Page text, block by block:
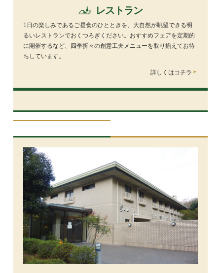
レストラン
1日の楽しみであるご昼食のひとときを、大自然が眺望できる明
るいレストランでおくつろぎください。おすすめフェアを定期的
に開催するなど、四季折々の創意工夫メニューを取り揃えてお待
ちしています。
詳しくはコチラ